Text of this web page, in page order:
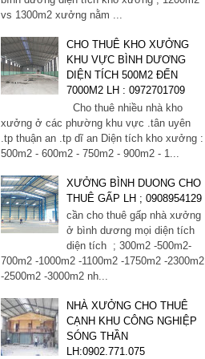
vs 1300m2 xưởng nằm ...
CHO THUÊ KHO XƯỞNG
KHU VỰC BÌNH DƯƠNG
DIỆN TÍCH 500M2 ĐẾN
7000M2 LH : 0972701709
Cho thuê nhiều nhà kho
xưởng ở các phường khu vực .tân uyên
.tp thuận an .tp dĩ an Diện tích kho xưởng :
500m2 - 600m2 - 750m2 - 900m2 - 1...
XƯỞNG BÌNH DUONG CHO
THUÊ GẤP LH ; 0908954129
cần cho thuê gấp nhà xưởng
ở bình dương mọi diện tích
diện tích ; 300m2 -500m2-
700m2 -1000m2 -1100m2 -1750m2 -2300m2
-2500m2 -3000m2 nh...
NHÀ XƯỞNG CHO THUÊ
CẠNH KHU CÔNG NGHIỆP
SÓNG THẦN
LH:0902.771.075